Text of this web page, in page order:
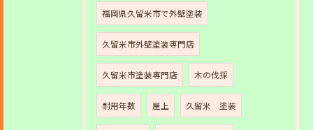
福岡県久留米市で外壁塗装
久留米市外壁塗装専門店
久留米市塗装専門店 木の伐採
耐用年数 屋上 久留米 塗装